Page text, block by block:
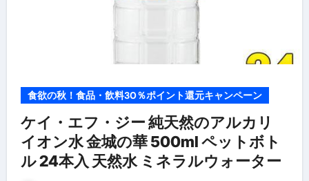
食欲の秋！食品・飲料30％ポイント還元キャンペーン
ケイ・エフ・ジー 純天然のアルカリ
イオン水 金城の華 500ml ペットボト
ル 24本入 天然水 ミネラルウォーター